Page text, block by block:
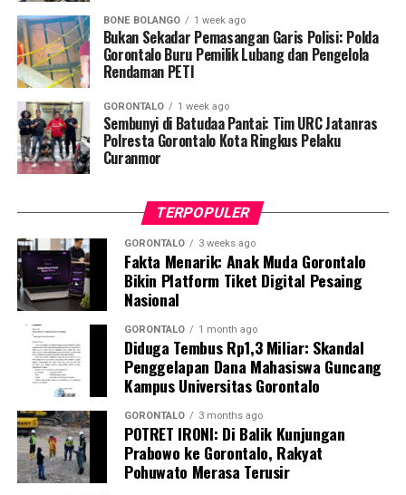
hingga tuntas, serta pengikisan stigma negatif terhadap
penyintas TBC di lingkungan warga.
“Literasi kesehatan warga adalah fondasi utama dalam
memutus rantai penularan TBC. Kami berupaya
menyampaikan edukasi yang persuasif dan mudah
dipahami agar warga tidak ragu melakukan pemeriksaan
apabila mengalami gejala batuk berkepanjangan,”
Selain skrining TBC, mahasiswa turut mendampingi
nakes Puskesmas Talaga Jaya dalam memberikan
pelayanan Cek Kesehatan Gratis (CKG), meliputi
pengukuran tekanan darah, cek kadar gula darah, dan
penapisan faktor risiko penyakit tidak menular (PTM)
sebagai upaya promotif-preventif.
Perwakilan DPL KKN-PK, Dr. dr. Vivien Novarina A.
Kasim, M.Kes., menegaskan bahwa keterlibatan
mahasiswa merupakan bentuk perwujudan Tri Dharma
Perguruan Tinggi dalam mengawal transformasi
layanan kesehatan primer.
BONE BOLANGO 1 week ago
Bukan Sekadar Pemasangan Garis Polisi: Polda
Gorontalo Buru Pemilik Lubang dan Pengelola
Rendaman PETI
GORONTALO 1 week ago
Sembunyi di Batudaa Pantai: Tim URC Jatanras
Polresta Gorontalo Kota Ringkus Pelaku
Curanmor
TERPOPULER
GORONTALO 3 weeks ago
Fakta Menarik: Anak Muda Gorontalo
Bikin Platform Tiket Digital Pesaing
Nasional
GORONTALO 1 month ago
Diduga Tembus Rp1,3 Miliar: Skandal
Penggelapan Dana Mahasiswa Guncang
Kampus Universitas Gorontalo
GORONTALO 3 months ago
POTRET IRONI: Di Balik Kunjungan
Prabowo ke Gorontalo, Rakyat
Pohuwato Merasa Terusir